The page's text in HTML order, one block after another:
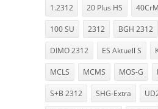
1.2312 20 Plus HS
100 SU 2312 BGH 2312
DIMO 2312 ES Aktuell S
MCLS MCMS MOS-G
S+B 2312 SHG-Extra